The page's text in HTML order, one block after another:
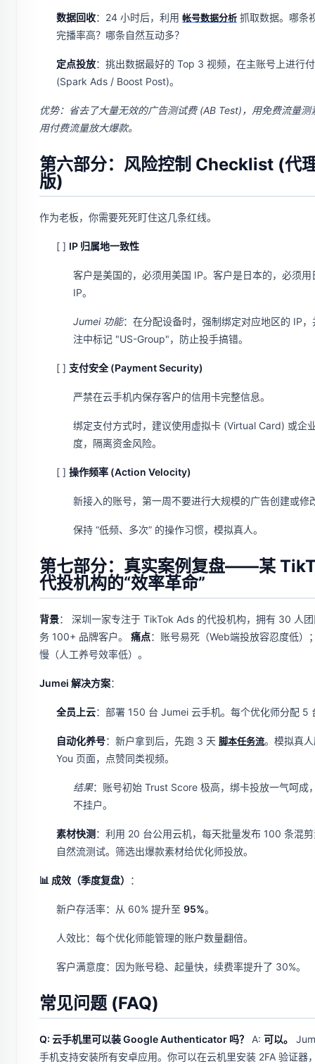
数据回收：24 小时后，利用 帐号数据分析 抓取数据。哪条
完播率高？哪条自然互动多？
定点投放：挑出数据最好的 Top 3 视频，在主账号上进行
(Spark Ads / Boost Post)。
优势：省去了大量无效的广告测试费 (AB Test)，用免费流量测
用付费流量放大爆款。
第六部分：风险控制 Checklist (代
版)
作为老板，你需要死死盯住这几条红线。
[ ] IP 归属地一致性
客户是美国的，必须用美国 IP。客户是日本的，必须用
IP。
Jumei 功能：在分配设备时，强制绑定对应地区的 IP，
注中标记 "US-Group"，防止投手搞错。
[ ] 支付安全 (Payment Security)
严禁在云手机内保存客户的信用卡完整信息。
绑定支付方式时，建议使用虚拟卡 (Virtual Card) 或企
度，隔离资金风险。
[ ] 操作频率 (Action Velocity)
新接入的账号，第一周不要进行大规模的广告创建或修
保持 “低频、多次” 的操作习惯，模拟真人。
第七部分：真实案例复盘——某
代投机构的“效率革命”
背景： 深圳一家专注于 TikTok Ads 的代投机构，拥有 30 人
务 100+ 品牌客户。 痛点：账号易死（Web端投放容忍度低）
慢（人工养号效率低）。
Jumei 解决方案：
全员上云：部署 150 台 Jumei 云手机。每个优化师分配 5
自动化养号：新户拿到后，先跑 3 天 脚本任务流。模拟真
You 页面，点赞同类视频。
结果：账号初始 Trust Score 极高，绑卡投放一气呵成
不挂户。
素材快测 ：利用 20 台公用云机，每天批量发布 100 条混
自然流测试。筛选出爆款素材给优化师投放。
📊 成效（季度复盘） ：
新户存活率：从 60% 提升至 95%。
人效比：每个优化师能管理的账户数量翻倍。
客户满意度：因为账号稳、起量快，续费率提升了 30%。
常见问题 (FAQ)
Q: 云手机里可以装 Google Authenticator 吗？ A: 可以。
手机支持安装所有安卓应用。你可以在云机里安装 2FA 验证器